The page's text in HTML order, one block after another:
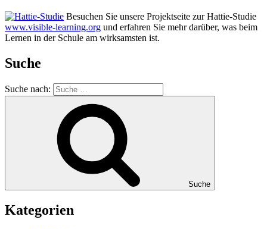
Besuchen Sie unsere Projektseite zur Hattie-Studie
www.visible-learning.org und erfahren Sie mehr darüber, was beim
Lernen in der Schule am wirksamsten ist.
Suche
Suche nach:
Suche
Kategorien